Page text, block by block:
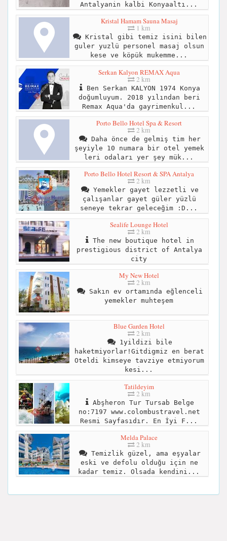
Antalyanin kalbi Konyaaltı...
Kristal Hamam Sauna Masaj
1 km
Kristal gibi temiz isini bilen
guler yuzlü personel masaj olsun
kese ve köpük mukemme...
Serkan Kalyon REMAX Aqua
2 km
Ben Serkan KALYON 1974 Konya
doğumluyum. 2018 yılından beri
Remax Aqua'da gayrimenkul...
Porto Bello Hotel Spa & Resort
2 km
Daha önce de gelmiş tim her
şeyiyle 10 numara bir otel yemek
leri odaları yer şey mük...
Porto Bello Hotel Resort & SPA Antalya
2 km
Yemekler gayet lezzetli ve
çalışanlar gayet güler yüzlü
seneye tekrar geleceğim :D...
Sealife Lounge Hotel
2 km
The new boutique hotel in
prestigious district of Antalya
city
My New Hotel
2 km
Sakın ev ortamında eğlenceli
yemekler muhteşem
Blue Garden Hotel
2 km
1yildizi bile
haketmiyorlar!Gitdigmiz en berat
Oteldi kimseye tavziye etmiyorum
kesi...
Tatildeyim
2 km
Abşheron Tur Tursab Belge
no:7197 www.colombustravel.net
Resmi Sayfasıdır. En İyi F...
Melda Palace
2 km
Temizlik güzel, ama eşyalar
eski ve defolu olduğu için ne
kadar temiz. Olsada kendini...